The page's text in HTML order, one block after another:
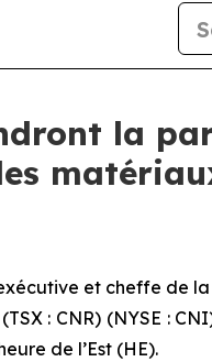
la
et cheffe de
: CNR) (NYSE :
de l’Est (HE).